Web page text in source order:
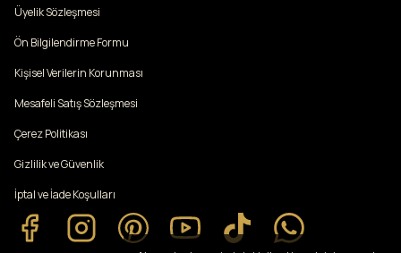
Üyelik Sözleşmesi
Ön Bilgilendirme Formu
Kişisel Verilerin Korunması
Mesafeli Satış Sözleşmesi
Çerez Politikası
Gizlilik ve Güvenlik
İptal ve İade Koşulları